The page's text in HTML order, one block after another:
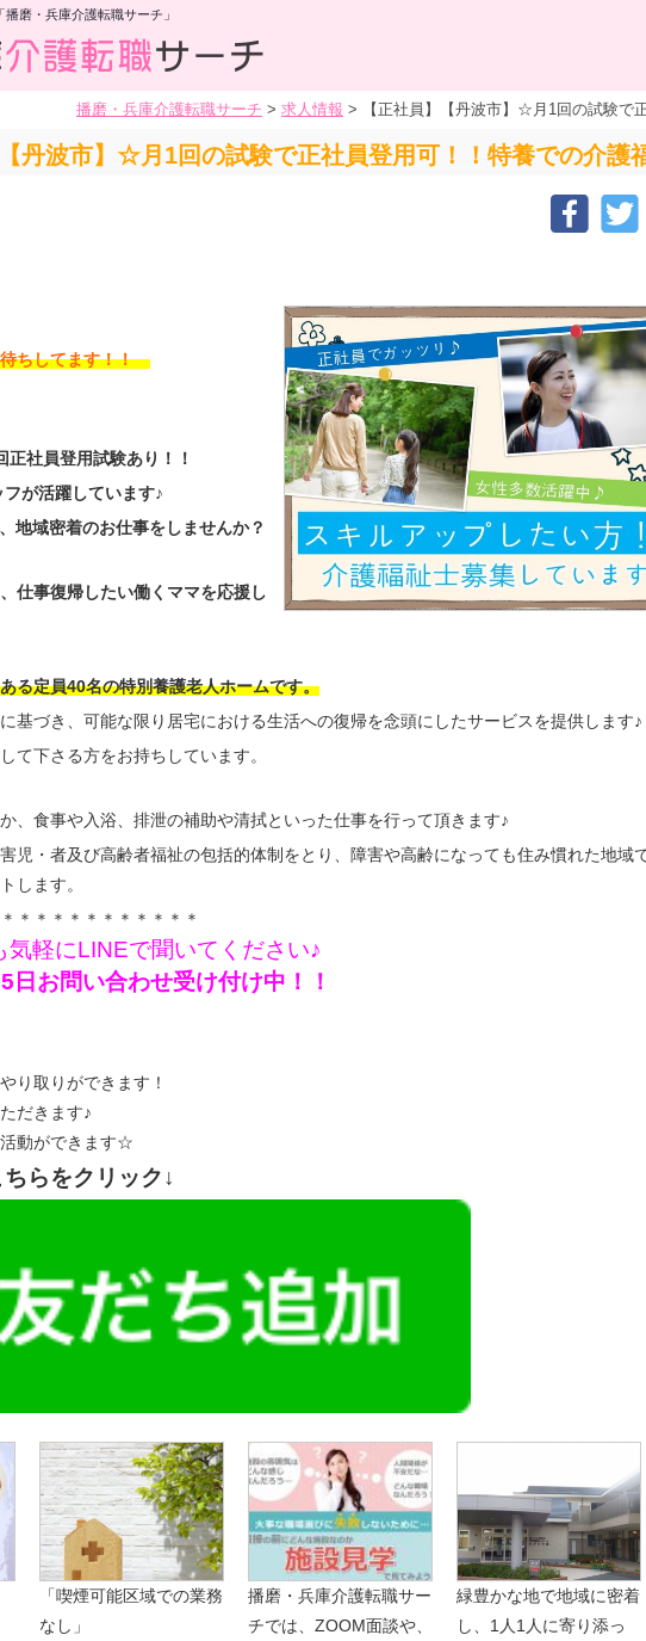
磨・兵庫介護転職サーチ」
播磨・兵庫介護転職サーチ > 求人情報 > 【正社員】【丹波市】☆月1回の試験で
【丹波市】☆月1回の試験で正社員登用可！！特養での介護
待ちしてます！！
社員登用試験あり！！
が活躍しています♪
地域密着のお仕事をしませんか？
仕事復帰したい働くママを応援し
る定員40名の特別養護老人ホームです。
基づき、可能な限り居宅における生活への復帰を念頭にしたサービスを提供します♪
て下さる方をお持ちしています。
、食事や入浴、排泄の補助や清拭といった仕事を行って頂きます♪
児・者及び高齢者福祉の包括的体制をとり、障害や高齢になっても住み慣れた地域
します。
＊＊＊＊＊＊＊＊＊＊＊
軽にLINEで聞いてください♪
お問い合わせ受け付け中！！
り取りができます！
だきます♪
動ができます☆
ちらをクリック↓
「喫煙可能区域での業務
なし」
播磨・兵庫介護転職サー
チでは、ZOOM面談や、
緑豊かな地で地域に密着
し、1人1人に寄り添っ